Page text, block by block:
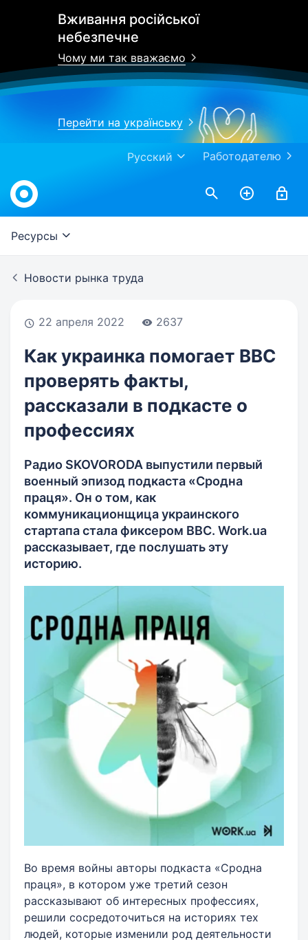
Вживання російської
небезпечне
Чому ми так вважаємо
Перейти на українську
Работодателю
Русский
Work.ua
Ресурсы
Новости рынка труда
22 апреля 2022 2637
Как украинка помогает BBC
проверять факты,
рассказали в подкасте о
профессиях
Радио SKOVORODA выпустили первый
военный эпизод подкаста «Сродна
праця». Он о том, как
коммуникационщица украинского
стартапа стала фиксером BBC. Work.ua
рассказывает, где послушать эту
историю.
Во время войны авторы подкаста «Сродна
праця», в котором уже третий сезон
рассказывают об интересных профессиях,
решили сосредоточиться на историях тех
людей, которые изменили род деятельности